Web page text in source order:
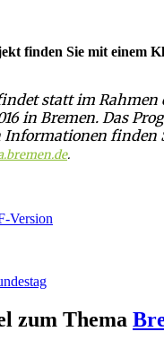
finden Sie mit einem
statt im Rahmen
in Bremen. Das
finden
.
Version
zum Thema